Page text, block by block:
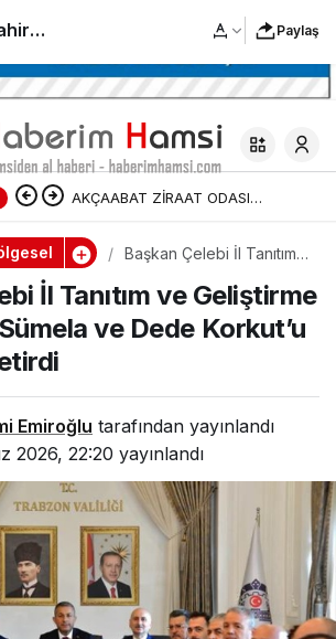
AKÇAABAT ZİRAAT ODASI
BAŞKANLIĞINDAN FINDIK
ÜRETİCİLERİNE AĞUSTOS AYI İÇİN
UYARI!
Başkan Çelebi İl Tanıtım
Sümela ve Dede Korkut’u
gündeme getirdi
İl Tanıtım ve Geliştirme
ve Dede Korkut’u
Emiroğlu tarafından yayınlandı
2026, 22:20 yayınlandı
Esnaf
Paylaş